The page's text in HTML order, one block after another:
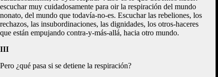
escuchar muy cuidadosamente para oir la respiración del mundo
nonato, del mundo que todavía-no-es. Escuchar las rebeliones, los
rechazos, las insubordinaciones, las dignidades, los otros-haceres
que están empujando contra-y-más-allá, hacia otro mundo.
III
Pero ¿qué pasa si se detiene la respiración?